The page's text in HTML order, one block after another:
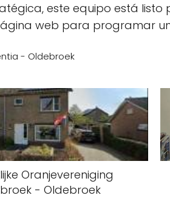
este equipo está
web para programar
- Oldebroek
Oranjevereniging
- Oldebroek